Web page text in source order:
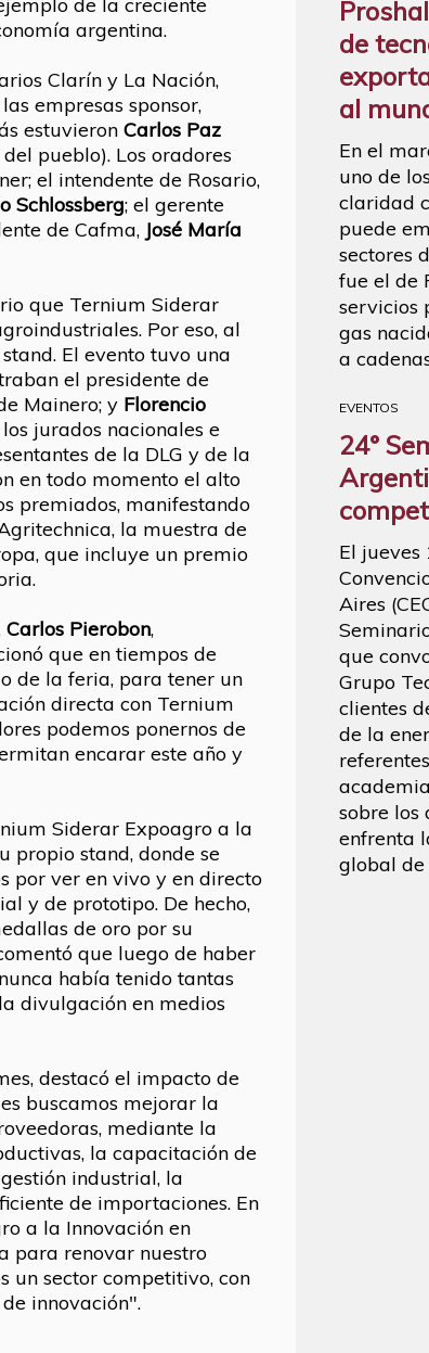
argentina.
Clarín y La Nación,
empresas sponsor,
estuvieron Carlos Paz
pueblo). Los oradores
el intendente de Rosario,
Schlossberg; el gerente
de Cafma, José María
que Ternium Siderar
Por eso, al
El evento tuvo una
el presidente de
Mainero; y Florencio
jurados nacionales e
de la DLG y de la
en todo momento el alto
premiados, manifestando
la muestra de
que incluye un premio
Carlos Pierobon,
que en tiempos de
de la feria, para tener un
directa con Ternium
podemos ponernos de
encarar este año y
Siderar Expoagro a la
propio stand, donde se
por ver en vivo y en directo
y de prototipo. De hecho,
de oro por su
que luego de haber
había tenido tantas
divulgación en medios
destacó el impacto de
buscamos mejorar la
mediante la
la capacitación de
industrial, la
de importaciones. En
a la Innovación en
para renovar nuestro
un sector competitivo, con
innovación".
de
al
En el
uno de
claridad
puede
sectores
fue el de
servicios
gas
a
EVENTOS
24°
El jueves
Aires
que
Grupo
clientes
de la
sobre los
enfrenta
global de